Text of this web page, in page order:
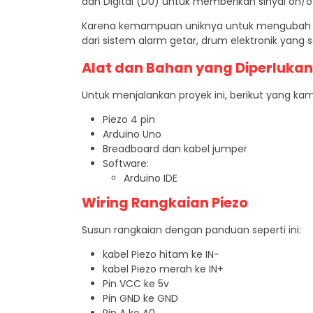
Karena kemampuan uniknya untuk
dari sistem alarm getar, drum elektronik
Alat dan Bahan yang Diperlukan
Untuk menjalankan proyek ini, berikut yang
Piezo 4 pin
Arduino Uno
Breadboard dan kabel jumper
Software:
Arduino IDE
Wiring Rangkaian Piezo
Susun rangkaian dengan panduan seperti ini:
kabel Piezo hitam ke IN-
kabel Piezo merah ke IN+
Pin VCC ke 5v
Pin GND ke GND